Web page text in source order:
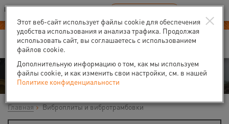
Ваш город:Калуга
В Вашем регионе нет наших офисов RU EN
Аренда
Главная Виброплиты и вибротрамбовки
×
Этот веб-сайт использует файлы cookie для обеспечения
удобства использования и анализа трафика. Продолжая
использовать сайт, вы соглашаетесь с использованием
файлов cookie.
Дополнительную информацию о том, как мы используем
файлы cookie, и как изменить свои настройки, см. в нашей
Политике конфиденциальности